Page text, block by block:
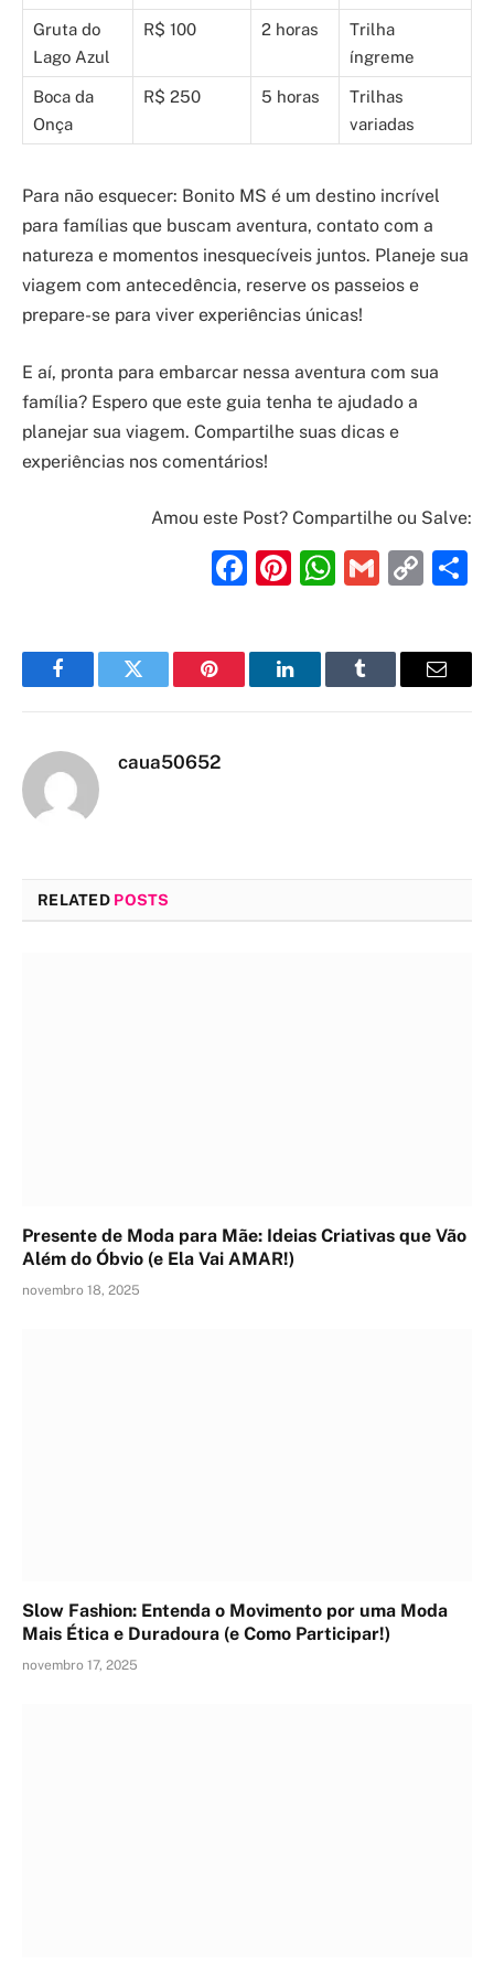
Gruta do
Lago Azul
R$ 100 2 horas
Trilha
íngreme
Boca da
Onça
R$ 250 5 horas
Trilhas
variadas
Para não esquecer: Bonito MS é um destino incrível
para famílias que buscam aventura, contato com a
natureza e momentos inesquecíveis juntos. Planeje sua
viagem com antecedência, reserve os passeios e
prepare-se para viver experiências únicas!
E aí, pronta para embarcar nessa aventura com sua
família? Espero que este guia tenha te ajudado a
planejar sua viagem. Compartilhe suas dicas e
experiências nos comentários!
Amou este Post? Compartilhe ou Salve:
Facebook
Pinterest
Gmail
FacebookTwitter Pinterest LinkedInTumblr Email
caua50652
RELATED POSTS
Presente de Moda para Mãe: Ideias Criativas que Vão
Além do Óbvio (e Ela Vai AMAR!)
novembro 18, 2025
Slow Fashion: Entenda o Movimento por uma Moda
Mais Ética e Duradoura (e Como Participar!)
novembro 17, 2025